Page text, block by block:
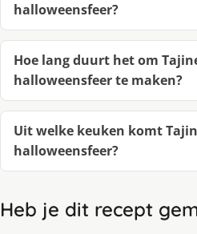
halloweensfeer?
Hoe lang duurt het om
halloweensfeer te maken?
Uit welke keuken komt
halloweensfeer?
Heb je dit recept